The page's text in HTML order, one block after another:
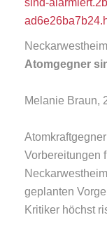
sind-
Neckarwestheim
Atomgegner
Melanie Braun,
Vorbereitungen
geplanten
Kritiker höchst